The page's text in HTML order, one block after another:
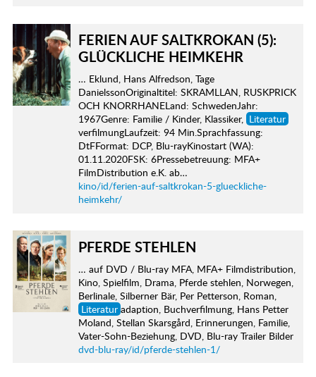
FERIEN AUF SALTKROKAN (5):
GLÜCKLICHE HEIMKEHR
… Eklund, Hans Alfredson, Tage
DanielssonOriginaltitel: SKRAMLLAN, RUSKPRICK
OCH KNORRHANELand: SchwedenJahr:
1967Genre: Familie / Kinder, Klassiker, Literatur
verfilmungLaufzeit: 94 Min.Sprachfassung:
DtFFormat: DCP, Blu-rayKinostart (WA):
01.11.2020FSK: 6Pressebetreuung: MFA+
FilmDistribution e.K. ab…
kino/id/ferien-auf-saltkrokan-5-glueckliche-
heimkehr/
PFERDE STEHLEN
… auf DVD / Blu-ray MFA, MFA+ Filmdistribution,
Kino, Spielfilm, Drama, Pferde stehlen, Norwegen,
Berlinale, Silberner Bär, Per Petterson, Roman,
Literatur adaption, Buchverfilmung, Hans Petter
Moland, Stellan Skarsgård, Erinnerungen, Familie,
Vater-Sohn-Beziehung, DVD, Blu-ray Trailer Bilder
dvd-blu-ray/id/pferde-stehlen-1/